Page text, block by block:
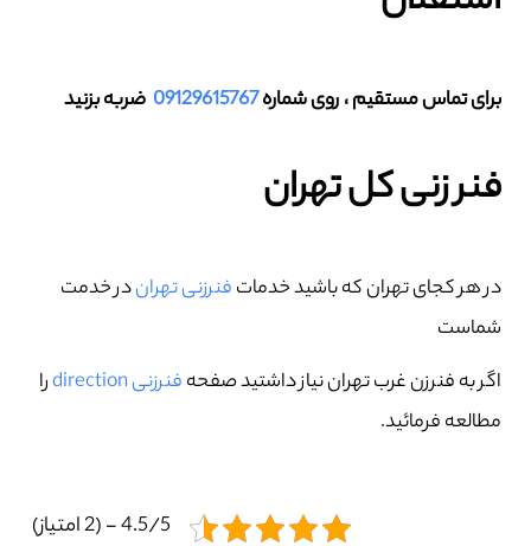
برای تماس مستقیم ، روی شماره09129615767 ضربه بزنید
فنر زنی کل تهران
در هر کجای تهران که باشید خدماتفنرزنی تهراندر خدمت
شماست
اگر به فنرزن غرب تهران نیاز داشتید صفحهفنرزنی direction
را
مطالعه فرمائید.
4.5/5 - (2 امتیاز)